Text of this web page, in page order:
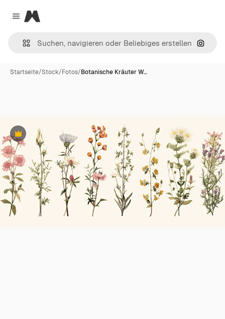
Close menu
Magnific
Nach
Startseite/Stock/Fotos/Botanische Kräuter W…
Premium